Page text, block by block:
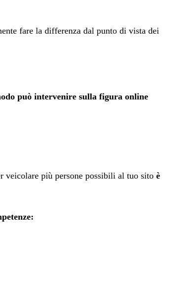
fare la differenza dal punto di vista dei
può intervenire sulla figura online
veicolare più persone possibili al tuo sito è